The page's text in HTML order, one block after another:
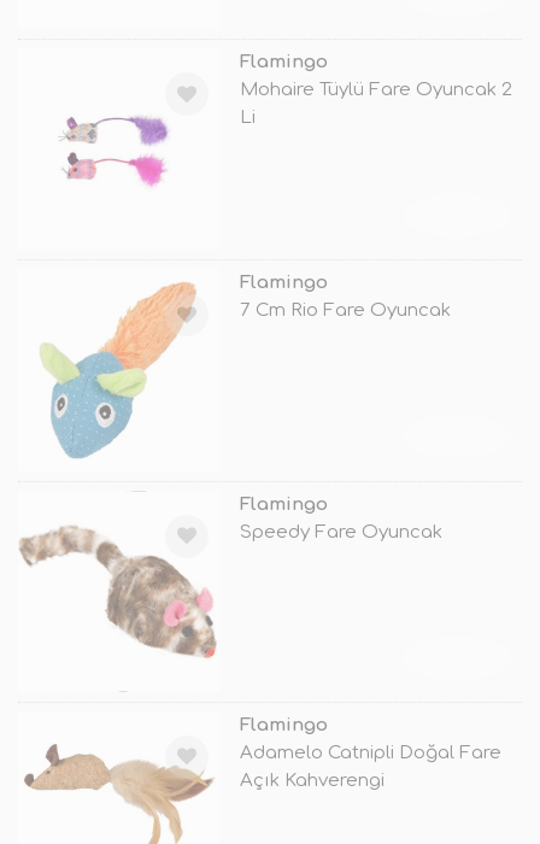
Flamingo
Mohaire Tüylü Fare Oyuncak 2
Li
Flamingo
7 Cm Rio Fare Oyuncak
Flamingo
Speedy Fare Oyuncak
Flamingo
Adamelo Catnipli Doğal Fare
Açık Kahverengi